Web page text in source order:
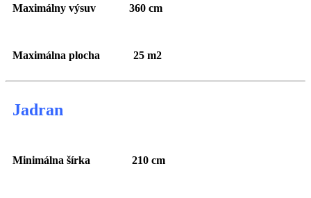
Maximálny výsuv 360 cm
Maximálna plocha 25 m2
Jadran
Minimálna šírka 210 cm